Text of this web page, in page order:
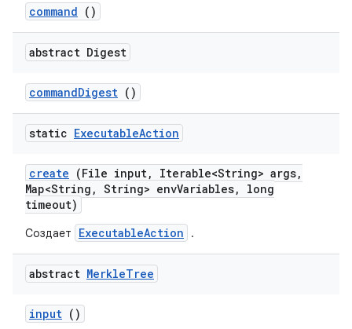
command ()
abstract Digest
commandDigest ()
static ExecutableAction
create (File input, Iterable<String> args,
Map<String , String> envVariables,
long
timeout)
Создает ExecutableAction .
abstract MerkleTree
input ()